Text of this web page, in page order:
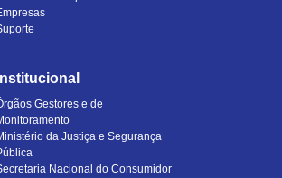
Institucional
Gestores e de
da Justiça e Segurança
Nacional do Consumidor